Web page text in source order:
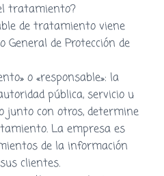
tratamiento?
de tratamiento viene
de Protección de
o «responsable»: la
pública, servicio u
junto con otros, determine
La empresa es
de la información
clientes.